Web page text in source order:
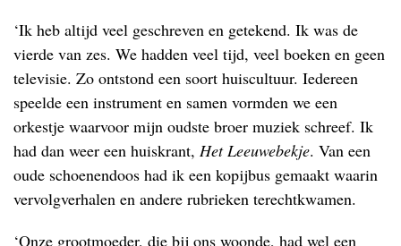
‘Ik heb altijd veel geschreven en getekend. Ik was de
vierde van zes. We hadden veel tijd, veel boeken en geen
televisie. Zo ontstond een soort huiscultuur. Iedereen
speelde een instrument en samen vormden we een
orkestje waarvoor mijn oudste broer muziek schreef. Ik
had dan weer een huiskrant, Het Leeuwebekje. Van een
oude schoenendoos had ik een kopijbus gemaakt waarin
vervolgverhalen en andere rubrieken terechtkwamen.
‘Onze grootmoeder, die bij ons woonde, had wel een